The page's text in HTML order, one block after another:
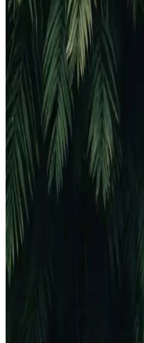
Torima C9 Pembe Mini
Yüksek Kalitede Mobil
Torima C9 Pembe Mini
halindeyken bile yüksek kaliteli
çevre dostu özellikleriyle
çözümüdür.
Yazıcı Renkleri Farklı
Yöntemleri
Yazıcıların renkleri neden
kalitesi ve ayarların önemi gibi
detaylı anlatılıyor.
Canon MG2551S ve
Hangi Yazıcı
Canon MG2551S ve Pixma
performansları ve kullanıcı
ihtiyaçlarınıza uygun en iyi
HP 650 Kartuşu:
Sunan Baskı